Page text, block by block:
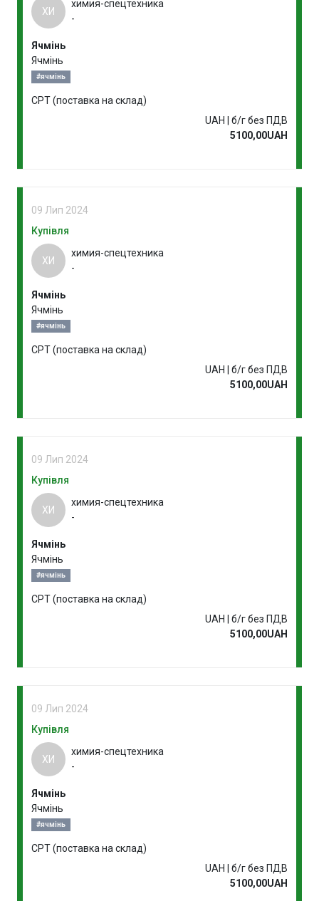
ХИ
химия-спецтехника
-
Ячмінь
Ячмінь
#ячмінь
CPT (поставка на склад)
UAH | б/г без ПДВ
5100,00UAH
09 Лип 2024
Купівля
ХИ
химия-спецтехника
-
Ячмінь
Ячмінь
#ячмінь
CPT (поставка на склад)
UAH | б/г без ПДВ
5100,00UAH
09 Лип 2024
Купівля
ХИ
химия-спецтехника
-
Ячмінь
Ячмінь
#ячмінь
CPT (поставка на склад)
UAH | б/г без ПДВ
5100,00UAH
09 Лип 2024
Купівля
ХИ
химия-спецтехника
-
Ячмінь
Ячмінь
#ячмінь
CPT (поставка на склад)
UAH | б/г без ПДВ
5100,00UAH